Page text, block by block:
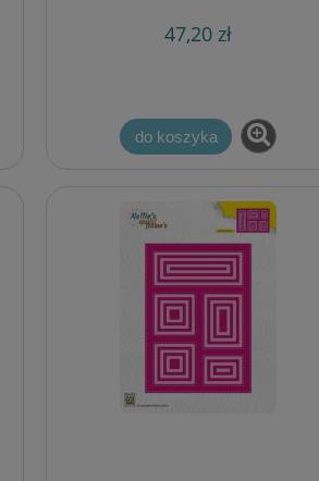
47,20 zł
do koszyka